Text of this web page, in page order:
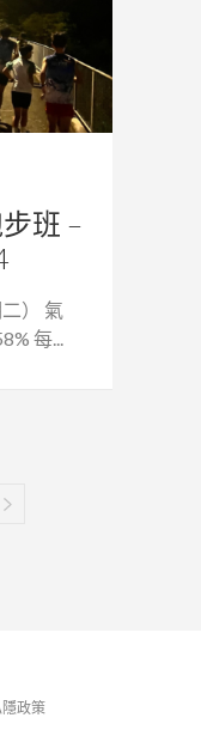
班 –
） 氣
每...
政策